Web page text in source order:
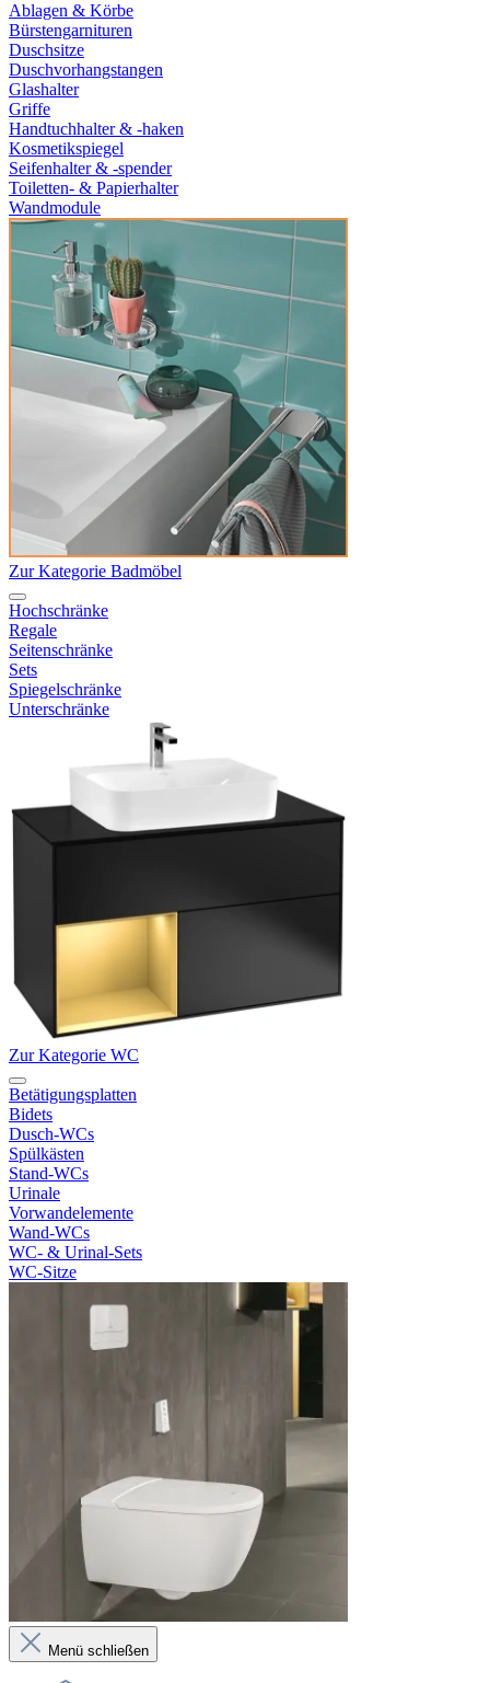
Ablagen & Körbe
Bürstengarnituren
Duschsitze
Duschvorhangstangen
Glashalter
Griffe
Handtuchhalter & -haken
Kosmetikspiegel
Seifenhalter & -spender
Toiletten- & Papierhalter
Wandmodule
Zur Kategorie Badmöbel
Hochschränke
Regale
Seitenschränke
Sets
Spiegelschränke
Unterschränke
Zur Kategorie WC
Betätigungsplatten
Bidets
Dusch-WCs
Spülkästen
Stand-WCs
Urinale
Vorwandelemente
Wand-WCs
WC- & Urinal-Sets
WC-Sitze
Menü schließen